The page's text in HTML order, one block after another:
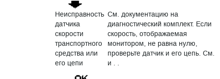
Неисправность
датчика
скорости
транспортного
средства или
его цепи
См. документацию на
диагностический комплект. Если
скорость, отображаемая
монитором, не равна нулю,
проверьте датчик и его цепь. См.
и . .